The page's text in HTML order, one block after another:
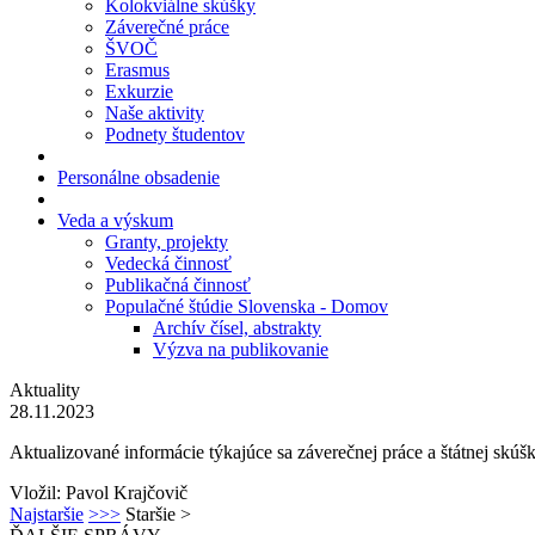
Kolokviálne skúšky
Záverečné práce
ŠVOČ
Erasmus
Exkurzie
Naše aktivity
Podnety študentov
Personálne obsadenie
Veda a výskum
Granty, projekty
Vedecká činnosť
Publikačná činnosť
Populačné štúdie Slovenska - Domov
Archív čísel, abstrakty
Výzva na publikovanie
Aktuality
28.11.2023
Aktualizované informácie týkajúce sa záverečnej práce a štátnej
Vložil: Pavol Krajčovič
Najstaršie >>> Staršie >